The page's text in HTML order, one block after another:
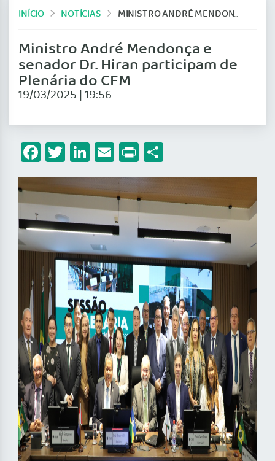
INÍCIO NOTÍCIAS MINISTRO ANDRÉ MENDONÇA E SENADOR DR. HIRAN PARTICIPAM DE PLENÁRIA DO CFM
Ministro André Mendonça e
senador Dr. Hiran participam de
Plenária do CFM
19/03/2025 | 19:56
Facebook
Twitter
LinkedIn
Email
Print